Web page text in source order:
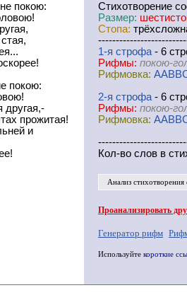
покою:
покою:
другая,-
прожитая!
и
Cтихотворение
Размер:
Стопа:
1-я cтрофа - 6
Рифмы: покою-
Рифмовка:
2-я cтрофа - 6
Рифмы: покою-
Рифмовка:
Кол-во слов в
Анализ стихотворения
Проанализировать
Генератор рифм
Используйте короткие